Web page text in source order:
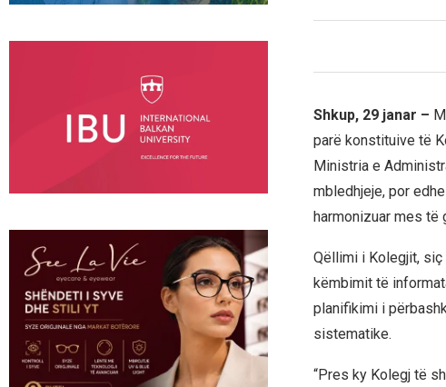
Shkup, 29 janar –
parë konstituive të
Ministria e
mbledhjeje, por
harmonizuar mes të
Qëllimi i Kolegjit,
këmbimit të
planifikimi i
sistematike.
“Pres ky Kolegj të